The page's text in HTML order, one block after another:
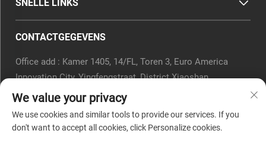
SNELLE LINKS
CONTACTGEGEVENS
Office add : Kamer 1405, 14/FL, Toren 3, Euro America
Innovation City, Yingfengstraat, District Xiaoshan,
Hangzhou, Provincie Zhejiang, China.
[email protected]
Tel.:
0571-82266375
We value your privacy
We use cookies and similar tools to provide our services. If you
don't want to accept all cookies, click Personalize cookies.